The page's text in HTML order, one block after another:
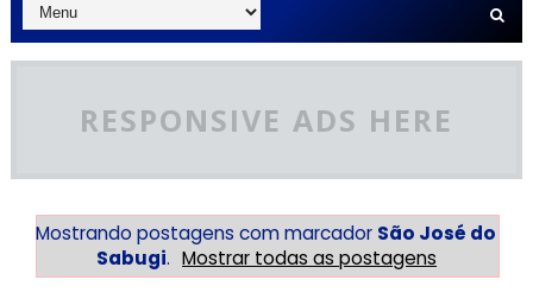
RESPONSIVE ADS HERE
Mostrando postagens com marcador São José do
Sabugi. Mostrar todas as postagens